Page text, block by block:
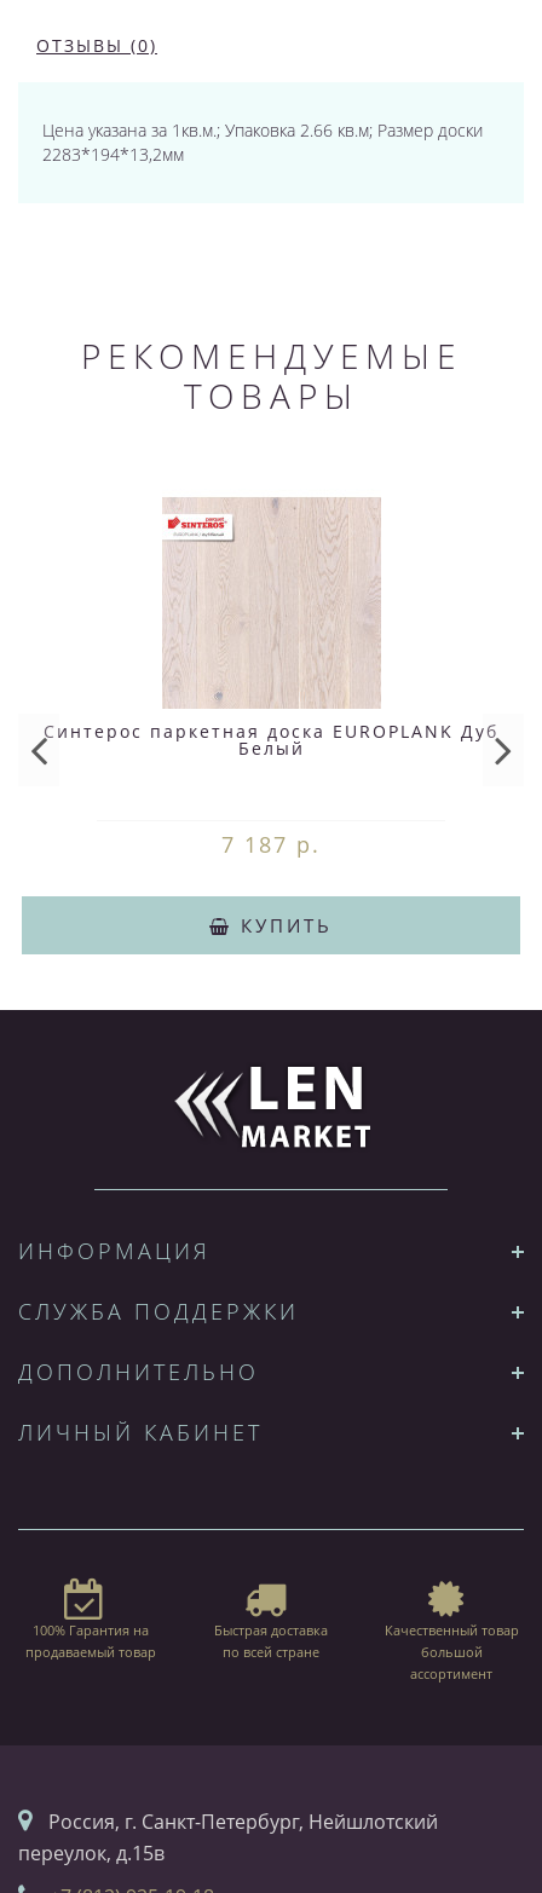
ОТЗЫВЫ (0)
Цена указана за 1кв.м.; Упаковка 2.66 кв.м; Размер доски
2283*194*13,2мм
РЕКОМЕНДУЕМЫЕ
ТОВАРЫ
Синтерос паркетная доска EUROPLANK Дуб
Белый
7 187 р.
КУПИТЬ
ИНФОРМАЦИЯ
СЛУЖБА ПОДДЕРЖКИ
ДОПОЛНИТЕЛЬНО
ЛИЧНЫЙ КАБИНЕТ
100% Гарантия на
продаваемый товар
Быстрая доставка
по всей стране
Качественный товар
большой
ассортимент
Россия, г. Санкт-Петербург, Нейшлотский
переулок, д.15в